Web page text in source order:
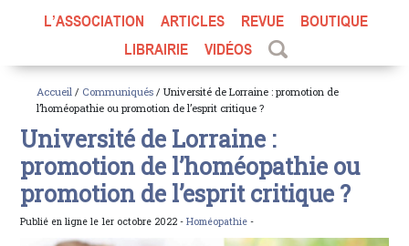
L’ASSOCIATION ARTICLES REVUE
BOUTIQUE
LIBRAIRIE
VIDÉOS
Accueil / Communiqués / Université de Lorraine : promotion de
l’homéopathie ou promotion de l’esprit critique ?
Université de Lorraine :
promotion de l’homéopathie ou
promotion de l’esprit critique ?
Publié en ligne le 1er octobre 2022 -Homéopathie -